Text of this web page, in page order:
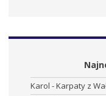
Karol -Karpaty z